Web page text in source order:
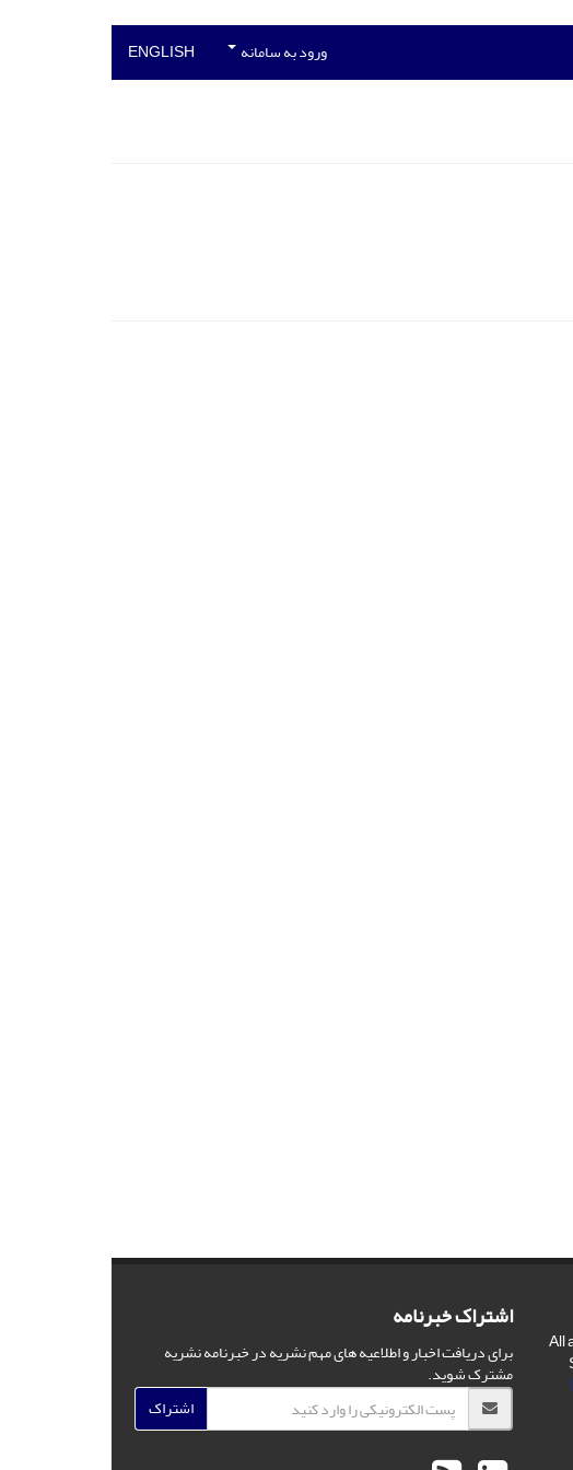
ورود به سامانه ENGLISH
All
اشتراک خبرنامه
برای دریافت اخبار و اطلاعیه های مهم نشریه در خبرنامه نشریه
مشترک شوید.
اشتراک